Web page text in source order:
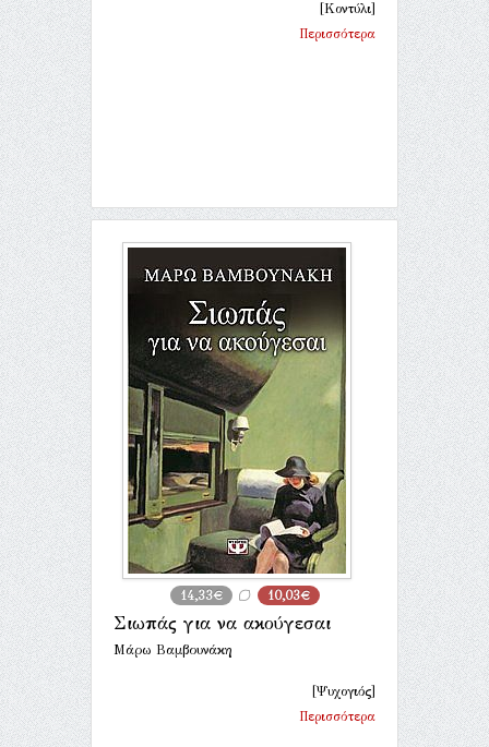
[Κοντύλι]
Περισσότερα
14,33€ 10,03€
Σιωπάς για να ακούγεσαι
Μάρω Βαμβουνάκη
[Ψυχογιός]
Περισσότερα